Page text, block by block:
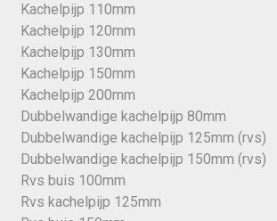
Kachelpijp 110mm
Kachelpijp 120mm
Kachelpijp 130mm
Kachelpijp 150mm
Kachelpijp 200mm
Dubbelwandige kachelpijp 80mm
Dubbelwandige kachelpijp 125mm (rvs)
Dubbelwandige kachelpijp 150mm (rvs)
Rvs buis 100mm
Rvs kachelpijp 125mm